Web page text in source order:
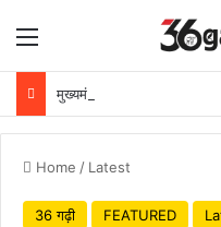
Menu
Home / Latest
36 गढ़ी FEATURED